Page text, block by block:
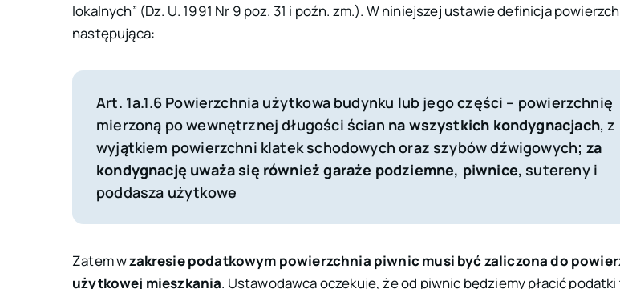
lokalnych” (Dz. U. 1991 Nr 9 poz. 31 i poźn. zm.). W niniejszej ustawie definicja
następująca:
Art. 1a.1.6 Powierzchnia użytkowa budynku lub jego części – powierzchnię
mierzoną po wewnętrznej długości ścian na wszystkich kondygnacjach, z
wyjątkiem powierzchni klatek schodowych oraz szybów dźwigowych; za
kondygnację uważa się również garaże podziemne, piwnice, sutereny i
poddasza użytkowe
Zatem wzakresie podatkowym powierzchnia piwnic musi być zaliczona do
użytkowej mieszkania. Ustawodawca oczekuje, że od piwnic będziemy płacić podatki